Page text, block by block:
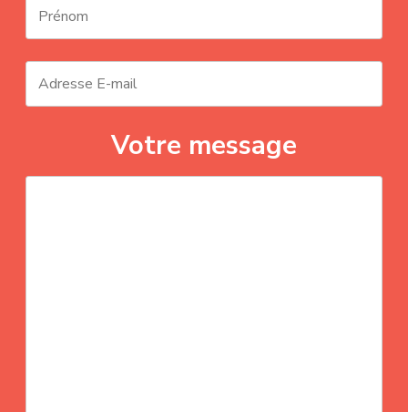
Votre message